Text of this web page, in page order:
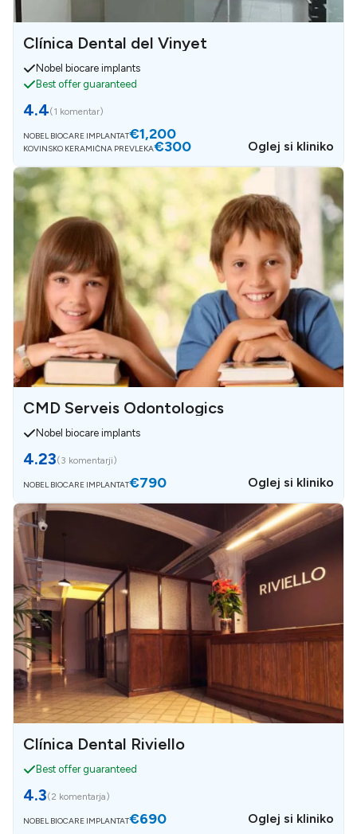
Clínica Dental del Vinyet
Nobel biocare implants
Best offer guaranteed
4.4(1 komentar)
NOBEL BIOCARE IMPLANTAT€1,200
KOVINSKO KERAMIČNA PREVLEKA€300 Oglej si kliniko
CMD Serveis Odontologics
Nobel biocare implants
4.23(3 komentarji)
NOBEL BIOCARE IMPLANTAT€790 Oglej si kliniko
Clínica Dental Riviello
Best offer guaranteed
4.3(2 komentarja)
NOBEL BIOCARE IMPLANTAT€690 Oglej si kliniko